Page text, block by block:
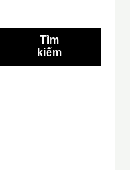
Tìm
kiếm